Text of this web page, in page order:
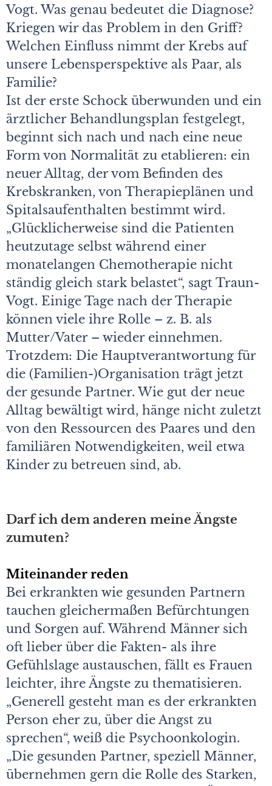
Vogt. Was genau bedeutet die Diagnose?
Kriegen wir das Problem in den Griff?
Welchen Einfluss nimmt der Krebs auf
unsere Lebensperspektive als Paar, als
Familie?
Ist der erste Schock überwunden und ein
ärztlicher Behandlungsplan festgelegt,
beginnt sich nach und nach eine neue
Form von Normalität zu etablieren: ein
neuer Alltag, der vom Befinden des
Krebskranken, von Therapieplänen und
Spitalsaufenthalten bestimmt wird.
„Glücklicherweise sind die Patienten
heutzutage selbst während einer
monatelangen Chemotherapie nicht
ständig gleich stark belastet“, sagt Traun-
Vogt. Einige Tage nach der Therapie
können viele ihre Rolle – z. B. als
Mutter/Vater – wieder einnehmen.
Trotzdem: Die Hauptverantwortung für
die (Familien-)Organisation trägt jetzt
der gesunde Partner. Wie gut der neue
Alltag bewältigt wird, hänge nicht zuletzt
von den Ressourcen des Paares und den
familiären Notwendigkeiten, weil etwa
Kinder zu betreuen sind, ab.
Darf ich dem anderen meine Ängste
zumuten?
Miteinander reden
Bei erkrankten wie gesunden Partnern
tauchen gleichermaßen Befürchtungen
und Sorgen auf. Während Männer sich
oft lieber über die Fakten- als ihre
Gefühlslage austauschen, fällt es Frauen
leichter, ihre Ängste zu thematisieren.
„Generell gesteht man es der erkrankten
Person eher zu, über die Angst zu
sprechen“, weiß die Psychoonkologin.
„Die gesunden Partner, speziell Männer,
übernehmen gern die Rolle des Starken,